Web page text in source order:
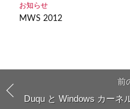
お知らせ
MWS 2012
前
Duqu と Windows カーネ